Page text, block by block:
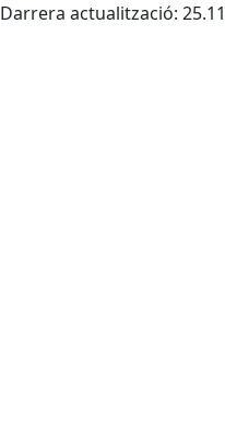
Darrera actualització: